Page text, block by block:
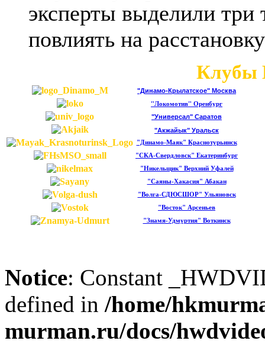
эксперты выделили три
повлиять на
Клубы
"Динамо-Крылатское" Москва
"Локомотив" Оренбург
"Универсал" Саратов
"Акжайык" Уральск
"Динамо-Маяк" Краснотурьинск
"СКА-Свердловск" Екатеринбург
"Никельщик" Верхний Уфалей
"Саяны-Хакасия" Абакан
"Волга-СДЮСШОР" Ульяновск
"Восток" Арсеньев
"Знамя-Удмуртия" Воткинск
Notice: Constant
defined in /home/
murman.ru/docs/